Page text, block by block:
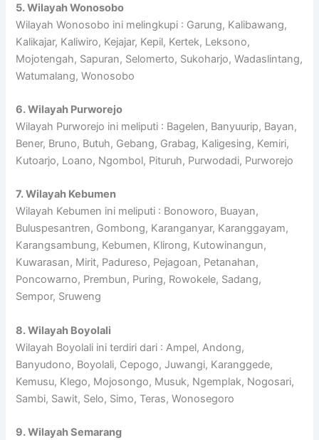
5. Wilayah Wonosobo
Wilayah Wonosobo ini melingkupi : Garung, Kalibawang,
Kalikajar, Kaliwiro, Kejajar, Kepil, Kertek, Leksono,
Mojotengah, Sapuran, Selomerto, Sukoharjo, Wadaslintang,
Watumalang, Wonosobo
6. Wilayah Purworejo
Wilayah Purworejo ini meliputi : Bagelen, Banyuurip, Bayan,
Bener, Bruno, Butuh, Gebang, Grabag, Kaligesing, Kemiri,
Kutoarjo, Loano, Ngombol, Pituruh, Purwodadi, Purworejo
7. Wilayah Kebumen
Wilayah Kebumen ini meliputi : Bonoworo, Buayan,
Buluspesantren, Gombong, Karanganyar, Karanggayam,
Karangsambung, Kebumen, Klirong, Kutowinangun,
Kuwarasan, Mirit, Padureso, Pejagoan, Petanahan,
Poncowarno, Prembun, Puring, Rowokele, Sadang,
Sempor, Sruweng
8. Wilayah Boyolali
Wilayah Boyolali ini terdiri dari : Ampel, Andong,
Banyudono, Boyolali, Cepogo, Juwangi, Karanggede,
Kemusu, Klego, Mojosongo, Musuk, Ngemplak, Nogosari,
Sambi, Sawit, Selo, Simo, Teras, Wonosegoro
9. Wilayah Semarang